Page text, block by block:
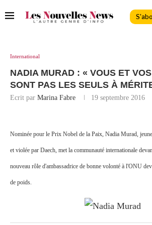
International
NADIA MURAD : « VOUS ET
SONT PAS LES SEULS À
Ecrit par Marina Fabre 19 septembre 2016
Nominée pour le Prix Nobel de la Paix, Nadia Murad,
et violée par Daech, met la communauté internationale
nouveau rôle d'ambassadrice de bonne volonté à l'ONU
de poids.